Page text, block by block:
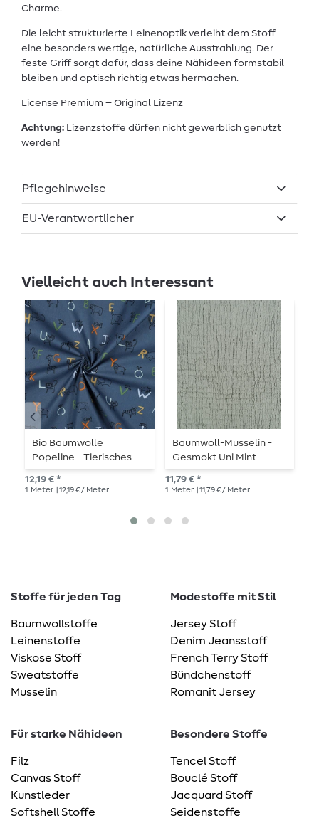
Charme.
Die leicht strukturierte Leinenoptik verleiht dem Stoff
eine besonders wertige, natürliche Ausstrahlung. Der
feste Griff sorgt dafür, dass deine Nähideen formstabil
bleiben und optisch richtig etwas hermachen.
License Premium – Original Lizenz
Achtung: Lizenzstoffe dürfen nicht gewerblich genutzt
werden!
Pflegehinweise
EU-Verantwortlicher
Vielleicht auch Interessant
Bio Baumwolle
Popeline - Tierisches
Alphabet Jeansblau
12,19 € *
1 Meter | 12,19 € / Meter
Baumwoll-Musselin -
Gesmokt Uni Mint
11,79 € *
1 Meter | 11,79 € / Meter
Stoffe für jeden Tag
Baumwollstoffe
Leinenstoffe
Viskose Stoff
Sweatstoffe
Musselin
Modestoffe mit Stil
Jersey Stoff
Denim Jeansstoff
French Terry Stoff
Bündchenstoff
Romanit Jersey
Für starke Nähideen
Filz
Canvas Stoff
Kunstleder
Softshell Stoffe
Besondere Stoffe
Tencel Stoff
Bouclé Stoff
Jacquard Stoff
Seidenstoffe